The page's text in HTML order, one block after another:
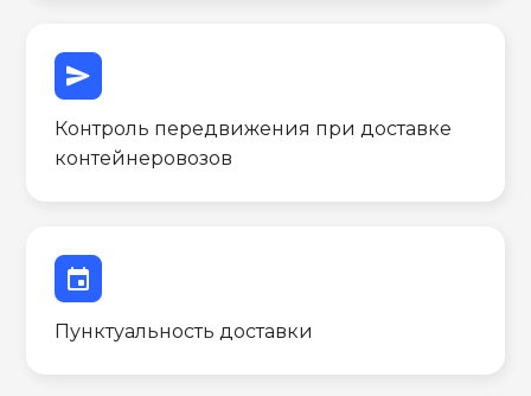
send
Контроль передвижения при доставке
контейнеровозов
event
Пунктуальность доставки